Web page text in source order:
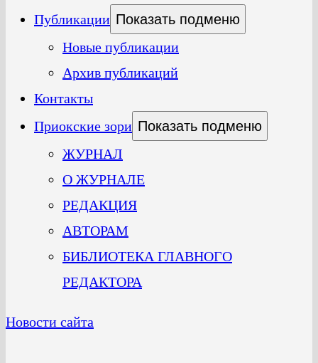
Публикации Показать подменю
Новые публикации
Архив публикаций
Контакты
Приокские зори Показать подменю
ЖУРНАЛ
О ЖУРНАЛЕ
РЕДАКЦИЯ
АВТОРАМ
БИБЛИОТЕКА ГЛАВНОГО
РЕДАКТОРА
Новости сайта